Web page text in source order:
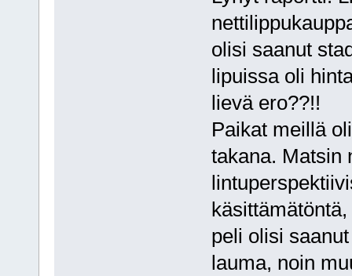
olisi saanut
lipuissa oli
lievä ero??!!
Paikat meillä
takana. Matsin
peli olisi
lauma, noin